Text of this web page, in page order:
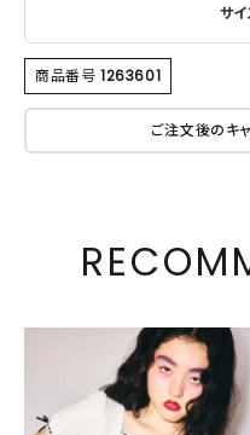
サイ
商品番号 1263601
ご注文後のキ